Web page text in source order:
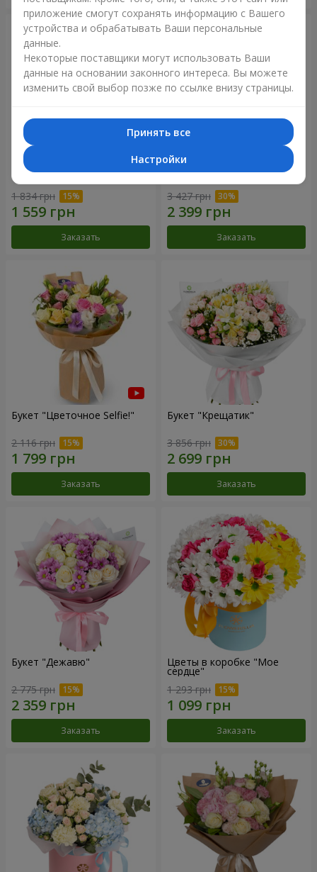
Букет "Диор"
1 834 грн
Заказать
Букет "Цветные сны"
3 427 грн
Заказать
Букет "Цветочное Selfie!"
2 116 грн
Заказать
Букет "Крещатик"
3 856 грн
Заказать
Букет "Дежавю"
2 775 грн
Заказать
Цветы в коробке "Мое
сердце"
1 293 грн
Заказать
приложение смогут сохранять информацию с Вашего
устройства и обрабатывать Ваши персональные
данные.
Некоторые поставщики могут использовать Ваши
данные на основании законного интереса. Вы можете
изменить свой выбор позже по ссылке внизу страницы.
Принять все
Настройки